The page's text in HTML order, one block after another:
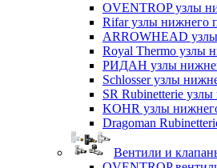
OVENTROP узлы
Rifar узлы нижнего
ARROWHEAD
Royal Thermo узлы
РИДАН узлы
Schlosser узлы
SR Rubinetterie
KOHR узлы
Dragoman
Вентили и